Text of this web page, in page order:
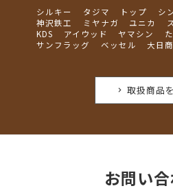
シルキー タジマ トップ シ
神沢鉄工
ミヤナガ ユニカ
KDS
アイウッド ヤマシン
サンフラッグ
ベッセル 大日商
取扱商品
お問い